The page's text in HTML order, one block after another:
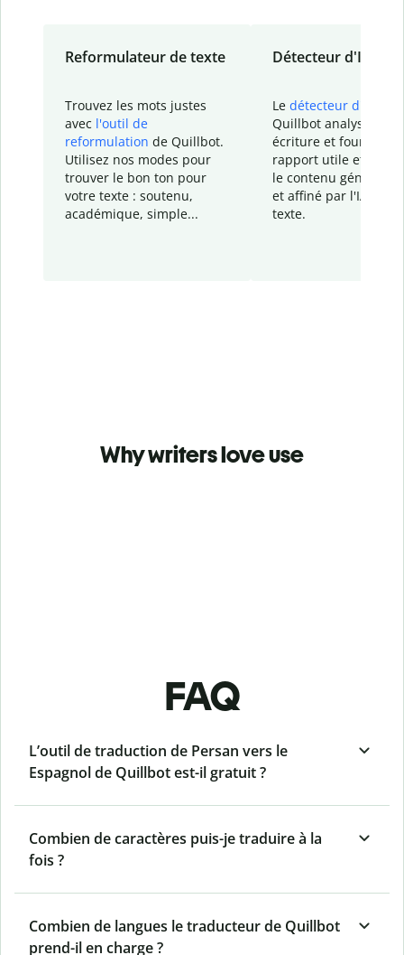
Reformulateur de texte
Trouvez les mots justes
avec l'outil de
reformulation de Quillbot.
Utilisez nos modes pour
trouver le bon ton pour
votre texte : soutenu,
académique, simple...
Détecteur d'IA
Le détecteur d'IA
Quillbot analyse votre
écriture et fournit un
rapport utile et
le contenu généré
et affiné par l'IA
texte.
Why writers love use
FAQ
L’outil de traduction de Persan vers le
Espagnol de Quillbot est-il gratuit ?
Combien de caractères puis-je traduire à la
fois ?
Combien de langues le traducteur de Quillbot
prend-il en charge ?